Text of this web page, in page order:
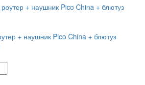
+ наушник Pico China + блютуз